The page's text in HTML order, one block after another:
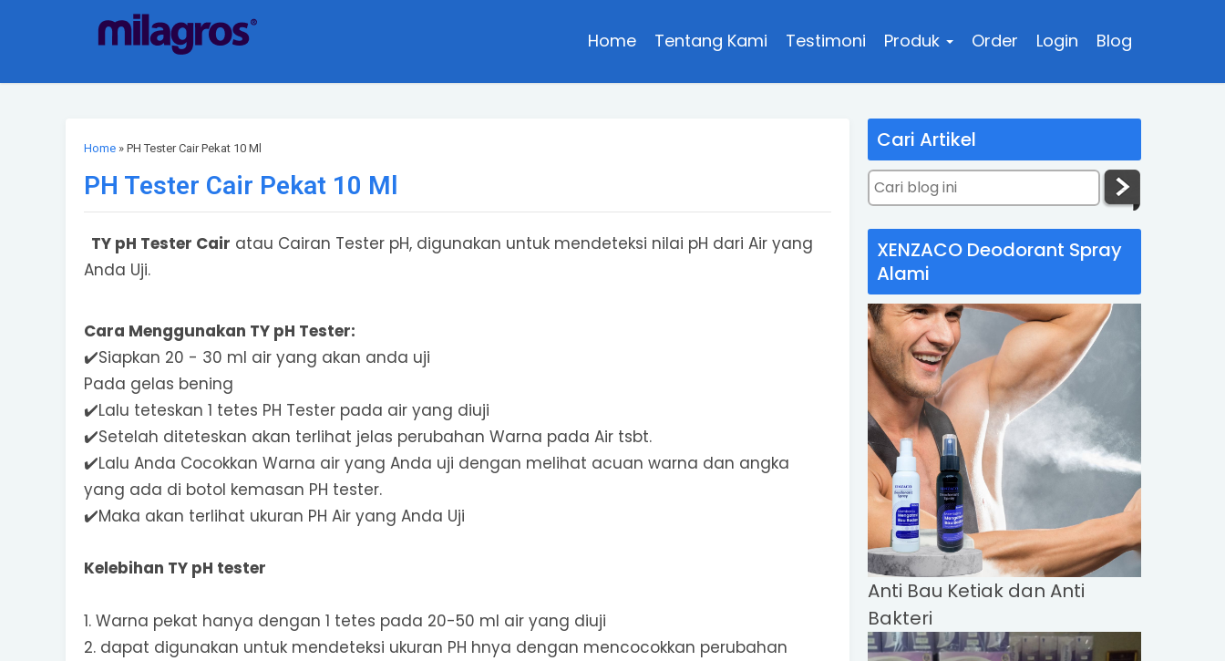
Home Tentang Kami Testimoni Produk Order Login Blog
Home » PH Tester Cair Pekat 10 Ml
PH Tester Cair Pekat 10 Ml
TY pH Tester Cair atau Cairan Tester pH, digunakan untuk mendeteksi nilai pH dari Air yang
Anda Uji.
Cara Menggunakan TY pH Tester:
✔️Siapkan 20 - 30 ml air yang akan anda uji
Pada gelas bening
✔️Lalu teteskan 1 tetes PH Tester pada air yang diuji
✔️Setelah diteteskan akan terlihat jelas perubahan Warna pada Air tsbt.
✔️Lalu Anda Cocokkan Warna air yang Anda uji dengan melihat acuan warna dan angka
yang ada di botol kemasan PH tester.
✔️Maka akan terlihat ukuran PH Air yang Anda Uji
Kelebihan TY pH tester
1. Warna pekat hanya dengan 1 tetes pada 20-50 ml air yang diuji
2. dapat digunakan untuk mendeteksi ukuran PH hnya dengan mencocokkan perubahan
Cari Artikel
XENZACO Deodorant Spray
Alami
Anti Bau Ketiak dan Anti
Bakteri